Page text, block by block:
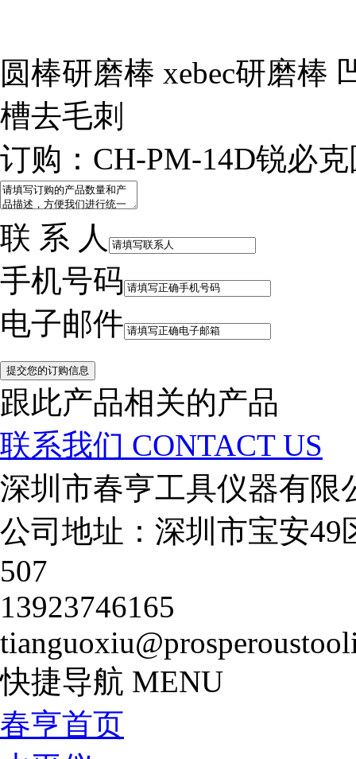
圆棒研磨棒 xebec研磨棒
槽去毛刺
订购：CH-PM-14D锐必
联 系 人
手机号码
电子邮件
跟此产品相关的产品
联系我们 CONTACT US
深圳市春亨工具仪器有限
公司地址：深圳市宝安
507
13923746165
快捷导航 MENU
春亨首页